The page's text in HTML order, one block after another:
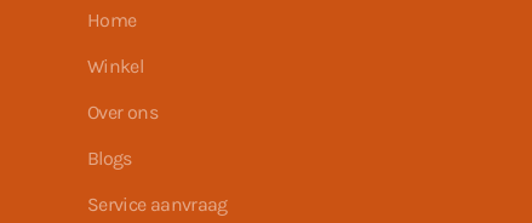
Home
Winkel
Over ons
Blogs
Service aanvraag